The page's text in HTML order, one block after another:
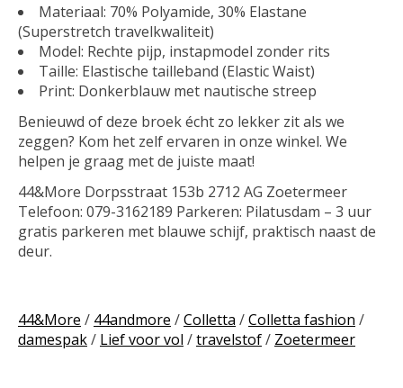
Materiaal: 70% Polyamide, 30% Elastane
(Superstretch travelkwaliteit)
Model: Rechte pijp, instapmodel zonder rits
Taille: Elastische tailleband (Elastic Waist)
Print: Donkerblauw met nautische streep
Benieuwd of deze broek écht zo lekker zit als we
zeggen? Kom het zelf ervaren in onze winkel. We
helpen je graag met de juiste maat!
44&More Dorpsstraat 153b 2712 AG Zoetermeer
Telefoon: 079-3162189 Parkeren: Pilatusdam – 3 uur
gratis parkeren met blauwe schijf, praktisch naast de
deur.
44&More / 44andmore /Colletta /Colletta fashion /
damespak/ Lief voor vol /travelstof/ Zoetermeer